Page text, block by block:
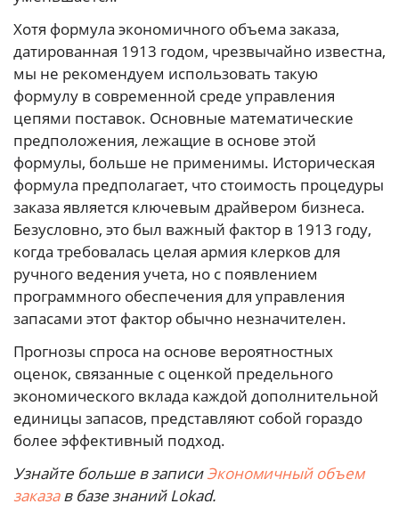
Хотя формула экономичного объема заказа,
датированная 1913 годом, чрезвычайно известна,
мы не рекомендуем использовать такую
формулу в современной среде управления
цепями поставок. Основные математические
предположения, лежащие в основе этой
формулы, больше не применимы. Историческая
формула предполагает, что стоимость процедуры
заказа является ключевым драйвером бизнеса.
Безусловно, это был важный фактор в 1913 году,
когда требовалась целая армия клерков для
ручного ведения учета, но с появлением
программного обеспечения для управления
запасами этот фактор обычно незначителен.
Прогнозы спроса на основе вероятностных
оценок, связанные с оценкой предельного
экономического вклада каждой дополнительной
единицы запасов, представляют собой гораздо
более эффективный подход.
Узнайте больше в записиЭкономичный объем
заказав базе знаний Lokad.